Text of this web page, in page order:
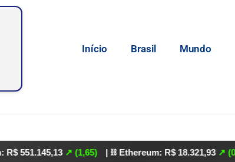
Início Brasil Mundo
↗ (1,65) | ⛓️ Ethereum: R$ 18.321,93↗ (0,03%) |